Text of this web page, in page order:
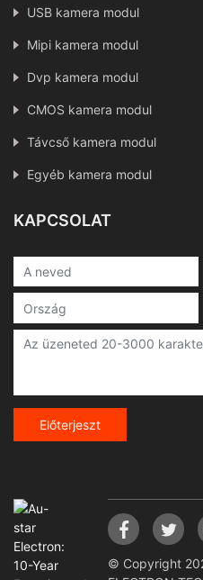
USB kamera modul
Mipi kamera modul
Dvp kamera modul
CMOS kamera modul
Távcső kamera modul
Egyéb kamera modul
KAPCSOLAT
Előterjeszt
© Copyright